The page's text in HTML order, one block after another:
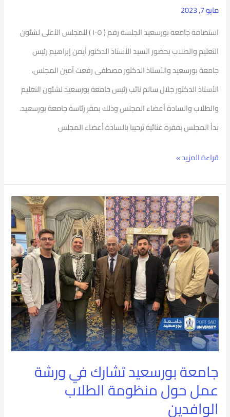
مايو 7, 2023
استضافة جامعة بورسعيد الجلسة رقم ( ١٠٥ ) للمجلس الأعلى لشئون
التعليم والطلاب بحضور السيد الأستاذ الدكتور أيمن إبراهيم رئيس
جامعة بورسعيد والأستاذ الدكتور مصطفى رفعت آمين المجلس،
الأستاذ الدكتور جلال سالم نائب رئيس جامعة بورسعيد لشئون التعليم
والطلاب والسادة أعضاء المجلس وذلك بمقر رئاسة جامعة بورسعيد.
بدأ المجلس بفقرة غنائية ترحيبا بالسادة أعضاء المجلس
والطلاب
قراءة المزيد »
جامعة بورسعيد تشارك في ورشة
عمل حول منظومة الطلاب
الوافدين
جامعة
بورسعيد
تشارك
في
ورشة
عمل
حول
منظومة
الوافدين